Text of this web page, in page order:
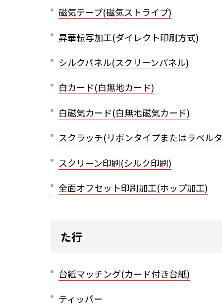
磁気テープ(磁気ストライプ)
昇華転写加工(ダイレクト印刷方式)
シルクパネル(スクリーンパネル)
白カード(白無地カード)
白磁気カード(白無地磁気カード)
スクラッチ(リボンタイプまたはラベル
スクリーン印刷(シルク印刷)
全面オフセット印刷加工(ホップ加工)
た行
台紙マッチング(カード付き台紙)
ティッパー